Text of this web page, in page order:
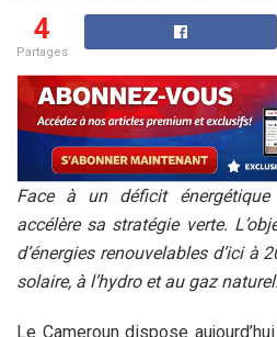
4
Partages
Face à un déficit énergétique
accélère sa stratégie verte.
d’énergies renouvelables d’ici à
solaire, à l’hydro et au gaz naturel.
Le Cameroun dispose